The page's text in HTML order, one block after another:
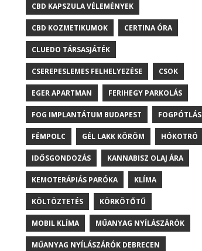
CBD KAPSZULA VÉLEMÉNYEK
CBD KOZMETIKUMOK CERTINA ÓRA
CLUEDO TÁRSASJÁTÉK
CSEREPESLEMES FELHELYEZÉSE CSOK
EGER APARTMAN FERIHEGY PARKOLÁS
FOG IMPLANTÁTUM BUDAPEST FOGPÓTLÁS
FÉMPOLC GÉL LAKK KÖRÖM HÓKOTRÓ
IDŐSGONDOZÁS KANNABISZ OLAJ ÁRA
KEMOTERÁPIÁS PARÓKA KLÍMA
KÖLTÖZTETÉS KÖRKÖTŐTŰ
MOBIL KLÍMA MŰANYAG NYÍLÁSZÁRÓK
MŰANYAG NYÍLÁSZÁRÓK DEBRECEN